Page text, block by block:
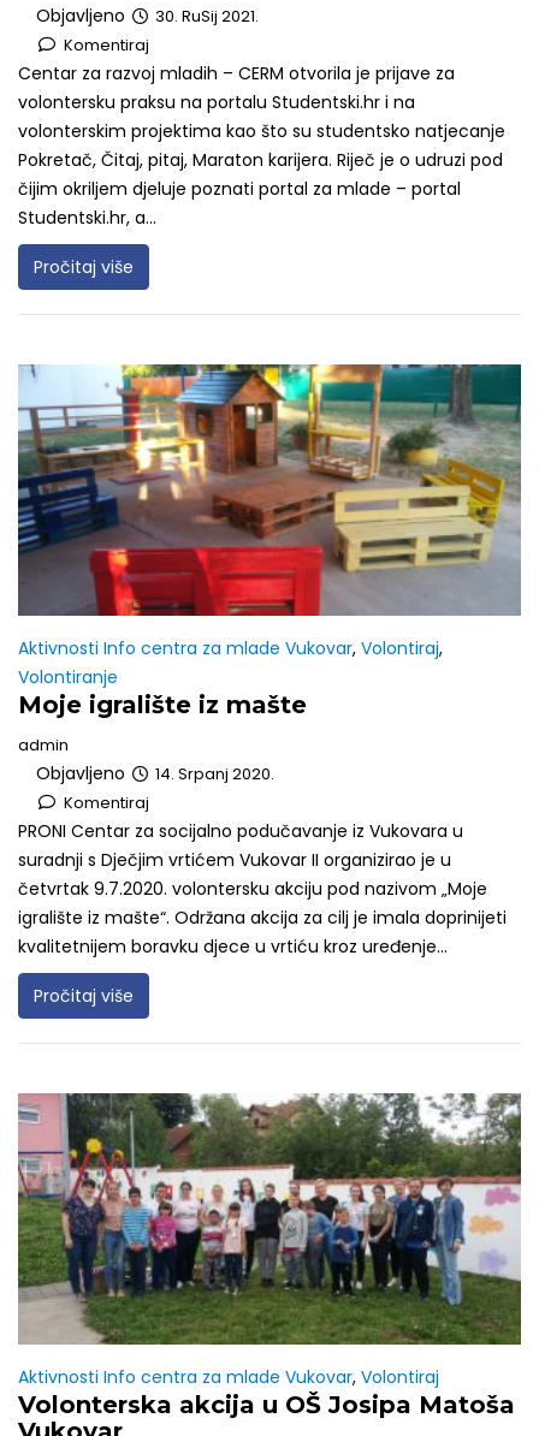
Objavljeno
30. RuSij 2021.
Komentiraj
Centar za razvoj mladih – CERM otvorila je prijave za
volontersku praksu na portalu Studentski.hr i na
volonterskim projektima kao što su studentsko natjecanje
Pokretač, Čitaj, pitaj, Maraton karijera. Riječ je o udruzi pod
čijim okriljem djeluje poznati portal za mlade – portal
Studentski.hr, a...
Pročitaj više
Aktivnosti Info centra za mlade Vukovar, Volontiraj,
Volontiranje
Moje igralište iz mašte
admin
Objavljeno
14. Srpanj 2020.
Komentiraj
PRONI Centar za socijalno podučavanje iz Vukovara u
suradnji s Dječjim vrtićem Vukovar II organizirao je u
četvrtak 9.7.2020. volontersku akciju pod nazivom „Moje
igralište iz mašte“. Održana akcija za cilj je imala doprinijeti
kvalitetnijem boravku djece u vrtiću kroz uređenje...
Pročitaj više
Aktivnosti Info centra za mlade Vukovar, Volontiraj
Volonterska akcija u OŠ Josipa Matoša